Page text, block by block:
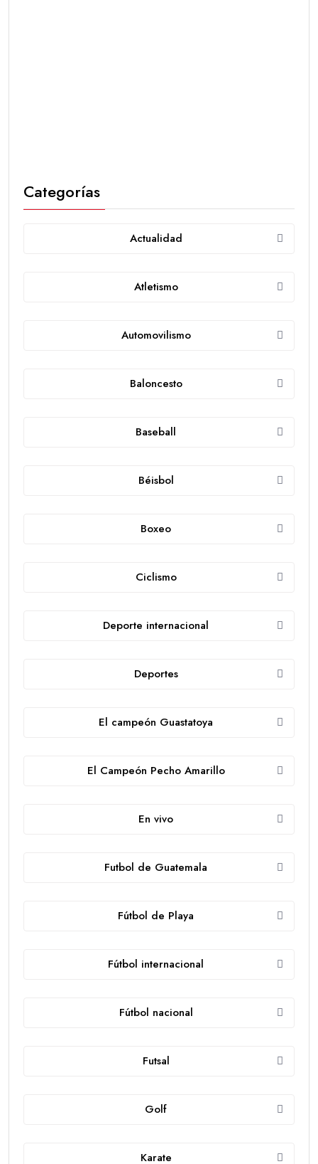
Categorías
Actualidad
Atletismo
Automovilismo
Baloncesto
Baseball
Béisbol
Boxeo
Ciclismo
Deporte internacional
Deportes
El campeón Guastatoya
El Campeón Pecho Amarillo
En vivo
Futbol de Guatemala
Fútbol de Playa
Fútbol internacional
Fútbol nacional
Futsal
Golf
Karate